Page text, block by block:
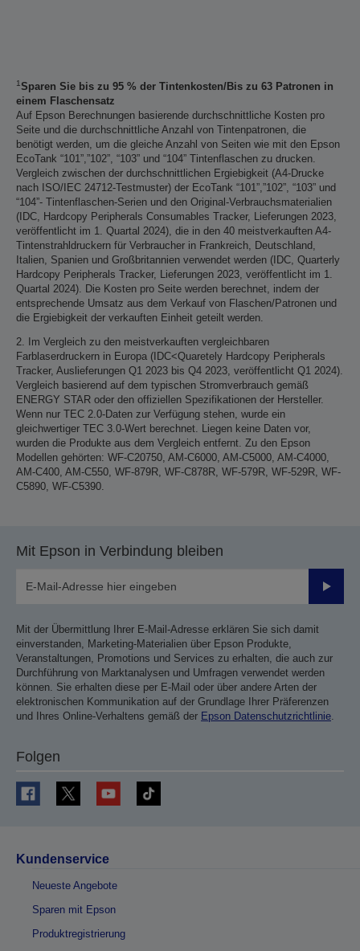
1Sparen Sie bis zu 95 % der Tintenkosten/Bis zu 63 Patronen in
einem Flaschensatz
Auf Epson Berechnungen basierende durchschnittliche Kosten pro
Seite und die durchschnittliche Anzahl von Tintenpatronen, die
benötigt werden, um die gleiche Anzahl von Seiten wie mit den Epson
EcoTank “101”,”102”, “103” und “104” Tintenflaschen zu drucken.
Vergleich zwischen der durchschnittlichen Ergiebigkeit (A4-Drucke
nach ISO/IEC 24712-Testmuster) der EcoTank “101”,”102”, “103” und
“104”- Tintenflaschen-Serien und den Original-Verbrauchsmaterialien
(IDC, Hardcopy Peripherals Consumables Tracker, Lieferungen 2023,
veröffentlicht im 1. Quartal 2024), die in den 40 meistverkauften A4-
Tintenstrahldruckern für Verbraucher in Frankreich, Deutschland,
Italien, Spanien und Großbritannien verwendet werden (IDC, Quarterly
Hardcopy Peripherals Tracker, Lieferungen 2023, veröffentlicht im 1.
Quartal 2024). Die Kosten pro Seite werden berechnet, indem der
entsprechende Umsatz aus dem Verkauf von Flaschen/Patronen und
die Ergiebigkeit der verkauften Einheit geteilt werden.
2. Im Vergleich zu den meistverkauften vergleichbaren
Farblaserdruckern in Europa (IDC<Quaretely Hardcopy Peripherals
Tracker, Auslieferungen Q1 2023 bis Q4 2023, veröffentlicht Q1 2024).
Vergleich basierend auf dem typischen Stromverbrauch gemäß
ENERGY STAR oder den offiziellen Spezifikationen der Hersteller.
Wenn nur TEC 2.0-Daten zur Verfügung stehen, wurde ein
gleichwertiger TEC 3.0-Wert berechnet. Liegen keine Daten vor,
wurden die Produkte aus dem Vergleich entfernt. Zu den Epson
Modellen gehörten: WF-C20750, AM-C6000, AM-C5000, AM-C4000,
AM-C400, AM-C550, WF-879R, WF-C878R, WF-579R, WF-529R, WF-
C5890, WF-C5390.
Mit Epson in Verbindung bleiben
Mit der Übermittlung Ihrer E-Mail-Adresse erklären Sie sich damit
einverstanden, Marketing-Materialien über Epson Produkte,
Veranstaltungen, Promotions und Services zu erhalten, die auch zur
Durchführung von Marktanalysen und Umfragen verwendet werden
können. Sie erhalten diese per E-Mail oder über andere Arten der
elektronischen Kommunikation auf der Grundlage Ihrer Präferenzen
und Ihres Online-Verhaltens gemäß der Epson Datenschutzrichtlinie.
Folgen
Kundenservice
Neueste Angebote
Sparen mit Epson
Produktregistrierung